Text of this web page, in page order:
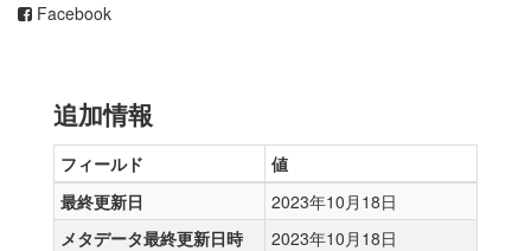
Facebook
追加情報
フィールド
値
最終更新日
2023年10月18日
メタデータ最終更新日時
2023年10月18日